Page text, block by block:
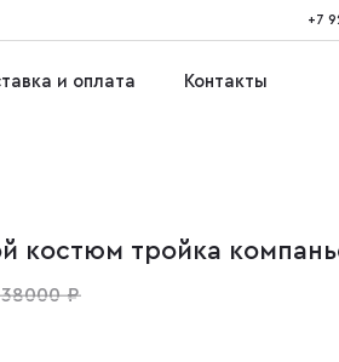
+7
и оплата Контакты
костюм тройка
38000 ₽